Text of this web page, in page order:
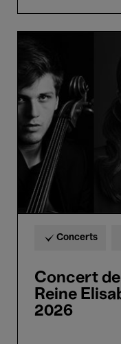
clôture
Concours
Reine
Elisabeth
Violoncelle
2026
Concerts
Concert
Reine
2026